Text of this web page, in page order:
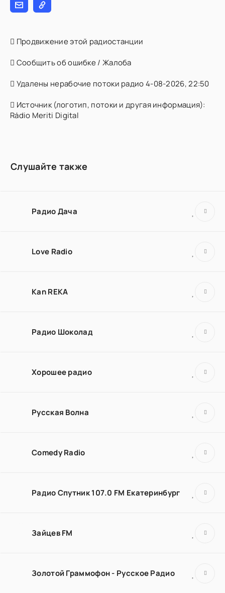
Продвижение этой радиостанции
Сообщить об ошибке / Жалоба
Удалены нерабочие потоки радио 4-08-2026, 22:50
Источник (логотип, потоки и другая информация):
Rádio Meriti Digital
Слушайте также
Радио Дача
Love Radio
Kan REKA
Радио Шоколад
Хорошее радио
Русская Волна
Comedy Radio
Радио Спутник 107.0 FM Екатеринбург
Зайцев FM
Золотой Граммофон - Русское Радио